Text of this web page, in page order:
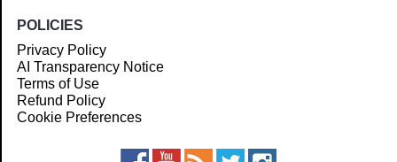
POLICIES
Privacy Policy
AI Transparency Notice
Terms of Use
Refund Policy
Cookie Preferences